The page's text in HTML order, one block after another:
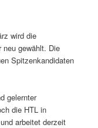
wird die
neu gewählt. Die
Spitzenkandidaten
gelernter
die HTL in
arbeitet derzeit